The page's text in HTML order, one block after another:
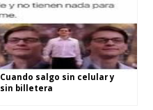
Cuando salgo sin celular y
sin billetera